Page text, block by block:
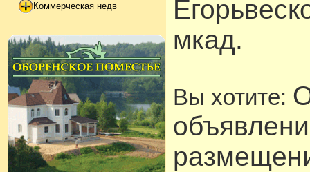
Коммерческая недв
мкад.
Вы хотите: